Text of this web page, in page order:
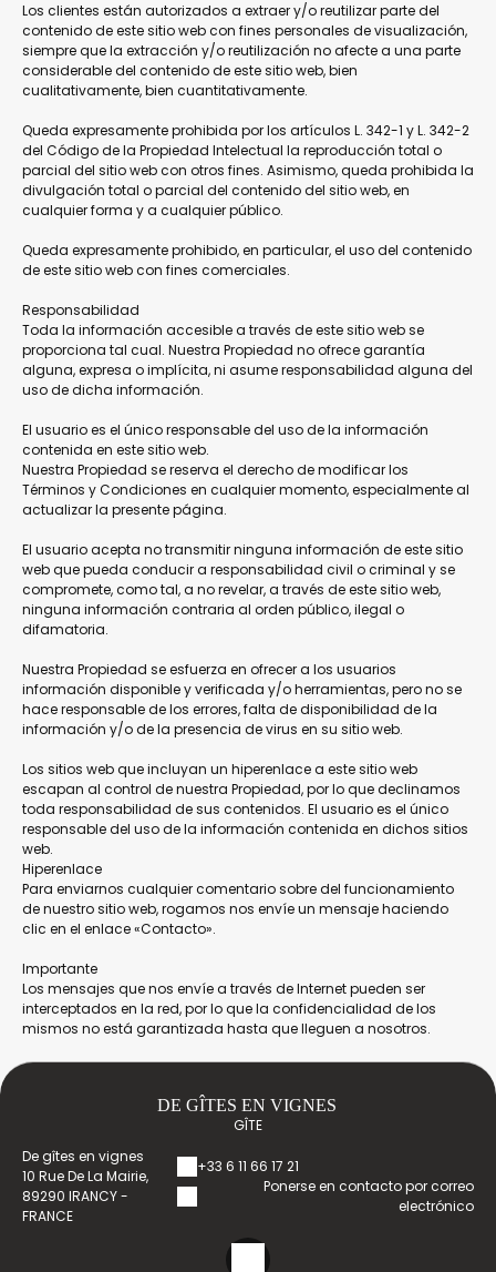
Los clientes están autorizados a extraer y/o reutilizar parte del
contenido de este sitio web con fines personales de visualización,
siempre que la extracción y/o reutilización no afecte a una parte
considerable del contenido de este sitio web, bien
cualitativamente, bien cuantitativamente.
Queda expresamente prohibida por los artículos L. 342-1 y L. 342-2
del Código de la Propiedad Intelectual la reproducción total o
parcial del sitio web con otros fines. Asimismo, queda prohibida la
divulgación total o parcial del contenido del sitio web, en
cualquier forma y a cualquier público.
Queda expresamente prohibido, en particular, el uso del contenido
de este sitio web con fines comerciales.
Responsabilidad
Toda la información accesible a través de este sitio web se
proporciona tal cual. Nuestra Propiedad no ofrece garantía
alguna, expresa o implícita, ni asume responsabilidad alguna del
uso de dicha información.
El usuario es el único responsable del uso de la información
contenida en este sitio web.
Nuestra Propiedad se reserva el derecho de modificar los
Términos y Condiciones en cualquier momento, especialmente al
actualizar la presente página.
El usuario acepta no transmitir ninguna información de este sitio
web que pueda conducir a responsabilidad civil o criminal y se
compromete, como tal, a no revelar, a través de este sitio web,
ninguna información contraria al orden público, ilegal o
difamatoria.
Nuestra Propiedad se esfuerza en ofrecer a los usuarios
información disponible y verificada y/o herramientas, pero no se
hace responsable de los errores, falta de disponibilidad de la
información y/o de la presencia de virus en su sitio web.
Los sitios web que incluyan un hiperenlace a este sitio web
escapan al control de nuestra Propiedad, por lo que declinamos
toda responsabilidad de sus contenidos. El usuario es el único
responsable del uso de la información contenida en dichos sitios
web.
Hiperenlace
Para enviarnos cualquier comentario sobre del funcionamiento
de nuestro sitio web, rogamos nos envíe un mensaje haciendo
clic en el enlace «Contacto».
Importante
Los mensajes que nos envíe a través de Internet pueden ser
interceptados en la red, por lo que la confidencialidad de los
mismos no está garantizada hasta que lleguen a nosotros.
DE GÎTES EN VIGNES
GÎTE
De gîtes en vignes
10 Rue De La Mairie,
89290 IRANCY -
FRANCE
+33 6 11 66 17 21
Ponerse en contacto por correo
electrónico